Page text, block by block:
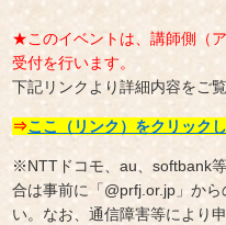
★このイベントは、講師側（
受付を行います。
下記リンクより詳細内容をご
⇒ここ（リンク）をクリック
※NTTドコモ、au、softbank
合は事前に「@prfj.or.jp」か
い。なお、通信障害等により